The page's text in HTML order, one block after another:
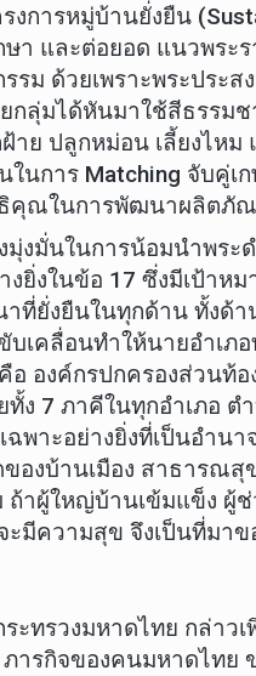
งการหมู่บ้านยั่งยืน
ษา และต่อยอด แนวพร
ม ด้วยเพราะพระประ
ลุ่มได้หันมาใช้สีธรรม
ฝ้าย ปลูกหม่อน เลี้ยงไ
ในการ Matching จับคู่
คุณในการพัฒนาผลิตภั
มุ่งมั่นในการน้อมนำพร
ยิ่งในข้อ 17 ซึ่งมีเป้าห
ที่ยั่งยืนในทุกด้าน ทั้งด้า
เคลื่อนทำให้นายอำเภ
คือ องค์กรปกครองส่วน
ทั้ง 7 ภาคีในทุกอำเภอ
พาะอย่างยิ่งที่เป็นอำน
องบ้านเมือง สาธารณ
ถ้าผู้ใหญ่บ้านเข้มแข็ง ผู้
มีความสุข จึงเป็นที่มา
ะทรวงมหาดไทย กล่าว
ารกิจของคนมหาดไทย